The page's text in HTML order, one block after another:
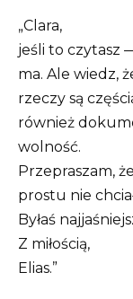
„Clara,
jeśli to czytasz
ma. Ale wiedz,
rzeczy są
również
wolność.
Przepraszam,
prostu nie
Byłaś
Z miłością,
Elias.”